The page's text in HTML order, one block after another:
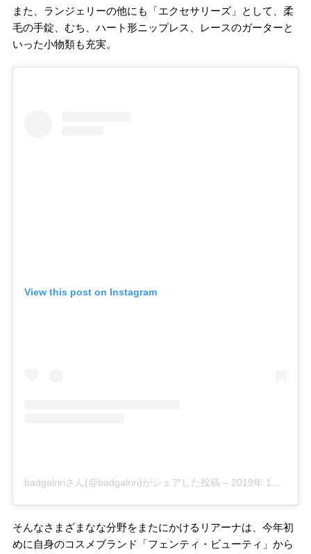
また、ランジェリーの他にも「エクセサリーズ」として、柔
毛の手錠、むち、ハート形ニップレス、レースのガーターと
いった小物類も充実。
View this post on Instagram
badgalririさん(@badgalriri)がシェアした投稿 – 2019年 1月月1日午後3時54分PST
そんなさまざまなな分野をまたにかけるリアーナは、今年初
めに自身のコスメブランド「フェンティ・ビューティ」から